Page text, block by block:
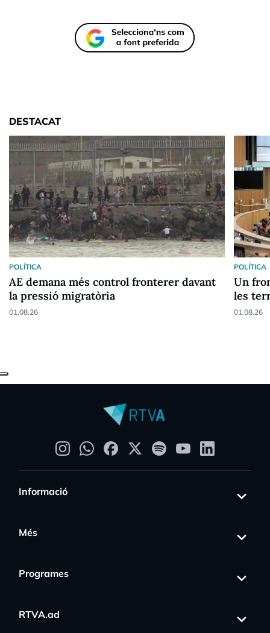
DESTACAT
POLÍTICA
AE demana més control fronterer davant
la pressió migratòria
01.08.26
POLÍTICA
Un
les
01.08.26
Informació
Més
Programes
RTVA.ad